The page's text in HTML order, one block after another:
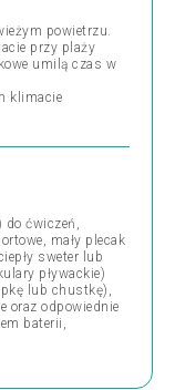
powietrzu.
przy plaży
umilą czas w
klimacie
do ćwiczeń,
mały plecak
sweter lub
pływackie)
lub chustkę),
oraz odpowiednie
baterii,